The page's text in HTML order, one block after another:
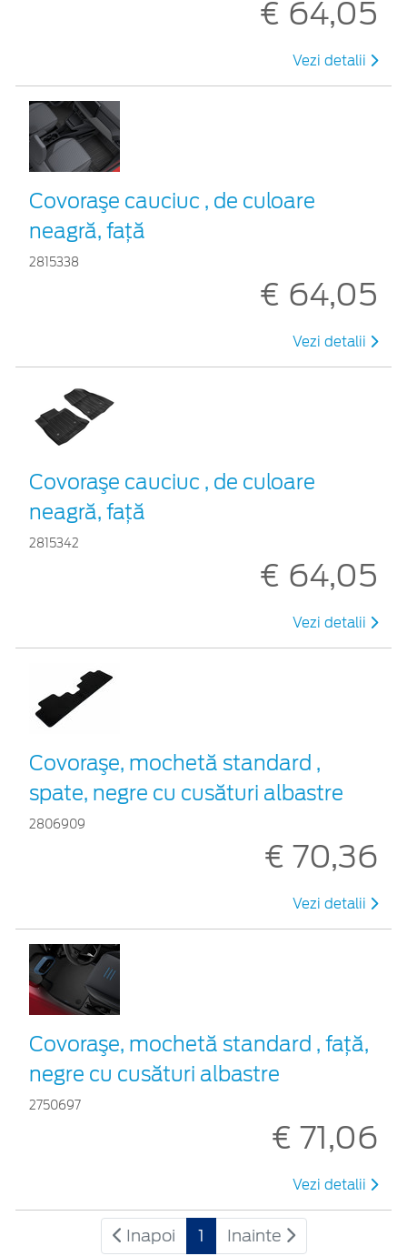
€ 64,05
Vezi detalii
Covoraşe cauciuc , de culoare
neagră, faţă
2815338
€ 64,05
Vezi detalii
Covoraşe cauciuc , de culoare
neagră, faţă
2815342
€ 64,05
Vezi detalii
Covoraşe, mochetă standard ,
spate, negre cu cusături albastre
2806909
€ 70,36
Vezi detalii
Covoraşe, mochetă standard , față,
negre cu cusături albastre
2750697
€ 71,06
Vezi detalii
Inapoi 1 Inainte